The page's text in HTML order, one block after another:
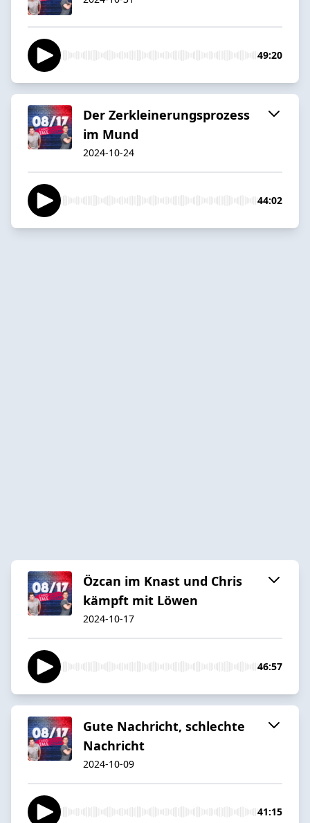
49:20
Der Zerkleinerungsprozess
im Mund
2024-10-24
44:02
Özcan im Knast und Chris
kämpft mit Löwen
2024-10-17
46:57
Gute Nachricht, schlechte
Nachricht
2024-10-09
41:15